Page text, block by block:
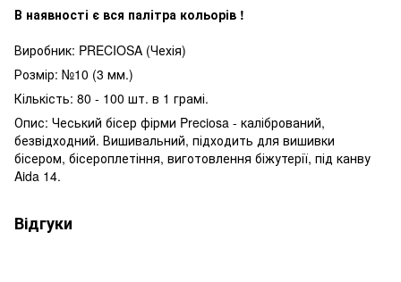
В наявності є вся палітра кольорів !
Виробник: PRECIOSA (Чехія)
Розмір: №10 (3 мм.)
Кількість: 80 - 100 шт. в 1 грамі.
Опис: Чеський бісер фірми Preciosa - калібрований,
безвідходний. Вишивальний, підходить для вишивки
бісером, бісероплетіння, виготовлення біжутерії, під канву
Aida 14.
Відгуки